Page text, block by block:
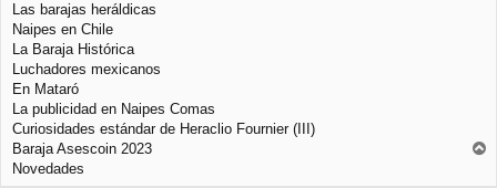
Las barajas heráldicas
Naipes en Chile
La Baraja Histórica
Luchadores mexicanos
En Mataró
La publicidad en Naipes Comas
Curiosidades estándar de Heraclio Fournier (III)
Baraja Asescoin 2023
Novedades